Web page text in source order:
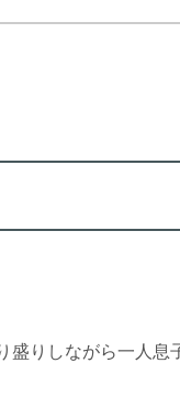
盛りしながら一人息